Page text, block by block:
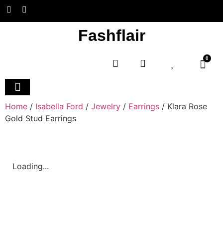
Fashflair
0
Home / Isabella Ford / Jewelry / Earrings / Klara Rose
Gold Stud Earrings
Loading...